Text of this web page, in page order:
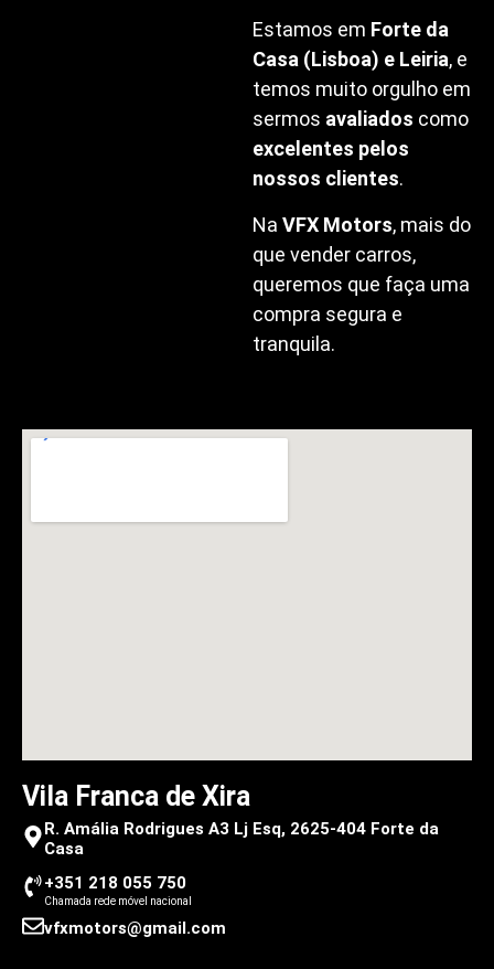
Estamos em Forte da
Casa (Lisboa) e Leiria, e
temos muito orgulho em
sermos avaliados como
excelentes pelos
nossos clientes.
NaVFX Motors, mais do
que vender carros,
queremos que faça uma
compra segura e
tranquila.
Vila Franca de Xira
R. Amália Rodrigues A3 Lj Esq, 2625-404 Forte da
Casa
+351 218 055 750
Chamada rede móvel nacional
vfxmotors@gmail.com